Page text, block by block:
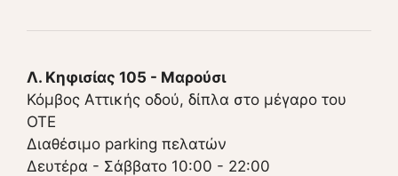
Λ. Κηφισίας 105 - Μαρούσι
Κόμβος Αττικής οδού, δίπλα στο μέγαρο του
ΟΤΕ
Διαθέσιμο parking πελατών
Δευτέρα - Σάββατο 10:00 - 22:00